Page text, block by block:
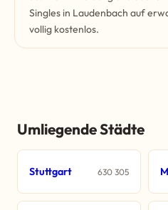
Singles in Laudenbach auf
vollig kostenlos.
Umliegende Städte
Stuttgart 630 305